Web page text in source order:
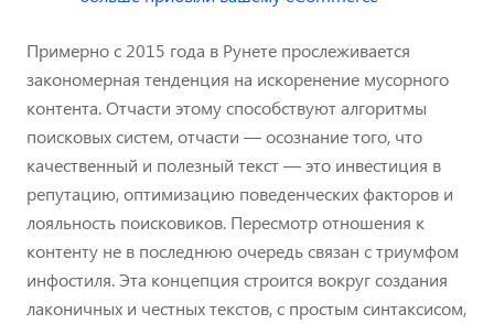
Примерно с 2015 года в Рунете прослеживается
закономерная тенденция на искоренение мусорного
контента. Отчасти этому способствуют алгоритмы
поисковых систем, отчасти — осознание того, что
качественный и полезный текст — это инвестиция в
репутацию, оптимизацию поведенческих факторов и
лояльность поисковиков. Пересмотр отношения к
контенту не в последнюю очередь связан с триумфом
инфостиля. Эта концепция строится вокруг создания
лаконичных и честных текстов, с простым синтаксисом,